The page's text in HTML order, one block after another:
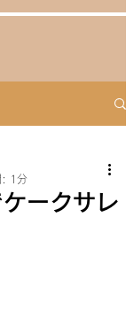
ークサレ
: 1分